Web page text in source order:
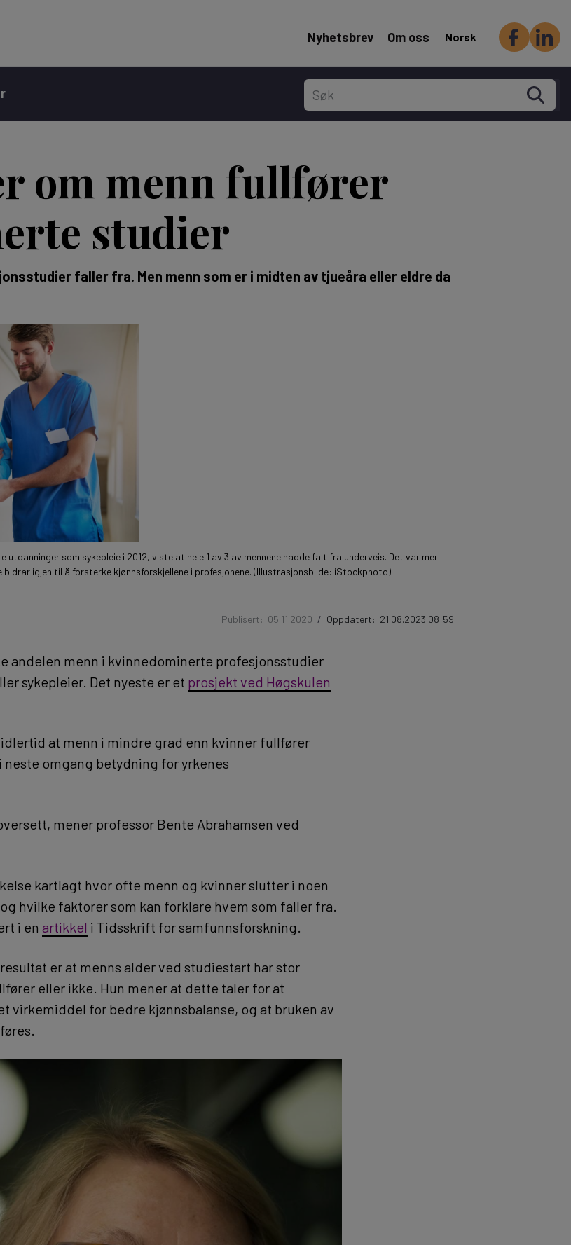
Header Secondary menu
Nyhetsbrev Om oss Norsk
om menn fullfører
studier
faller fra. Men menn som er i midten av tjueåra eller eldre da
som sykepleie i 2012, viste at hele 1 av 3 av mennene hadde falt fra underveis. Det var mer
igjen til å forsterke kjønnsforskjellene i profesjonene. (Illustrasjonsbilde: iStockphoto)
Publisert: 05.11.2020 / Oppdatert: 21.08.2023 08:59
andelen menn i kvinnedominerte profesjonsstudier
sykepleier. Det nyeste er et prosjekt ved Høgskulen
at menn i mindre grad enn kvinner fullfører
neste omgang betydning for yrkenes
mener professor Bente Abrahamsen ved
kartlagt hvor ofte menn og kvinner slutter i noen
hvilke faktorer som kan forklare hvem som faller fra.
i en artikkel i Tidsskrift for samfunnsforskning.
er at menns alder ved studiestart har stor
eller ikke. Hun mener at dette taler for at
virkemiddel for bedre kjønnsbalanse, og at bruken av